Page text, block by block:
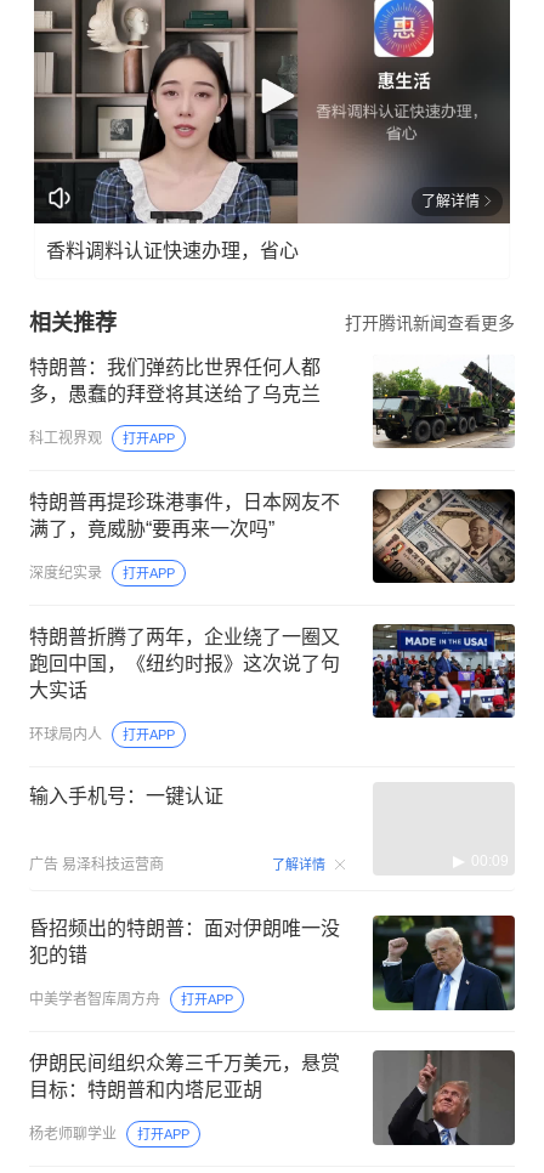
了解详情
香料调料认证快速办理，省心
相关推荐 打开腾讯新闻查看更多
特朗普：我们弹药比世界任何人都
多，愚蠢的拜登将其送给了乌克兰
科工视界观 打开APP
特朗普再提珍珠港事件，日本网友不
满了，竟威胁“要再来一次吗”
深度纪实录 打开APP
特朗普折腾了两年，企业绕了一圈又
跑回中国，《纽约时报》这次说了句
大实话
环球局内人 打开APP
输入手机号：一键认证
广告 易泽科技运营商 了解详情 00:09
昏招频出的特朗普：面对伊朗唯一没
犯的错
中美学者智库周方舟 打开APP
伊朗民间组织众筹三千万美元，悬赏
目标：特朗普和内塔尼亚胡
杨老师聊学业 打开APP